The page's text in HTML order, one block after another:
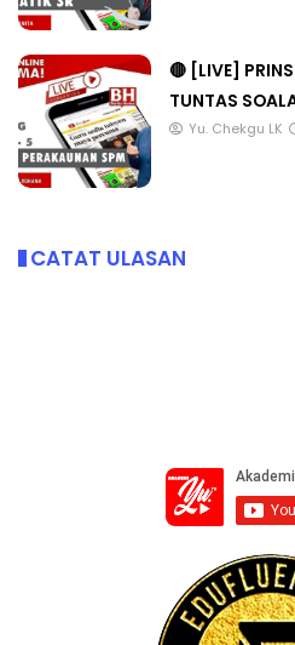
🔴 [LIVE]
TUNTAS
Yu. Chekgu LK
CATAT ULASAN